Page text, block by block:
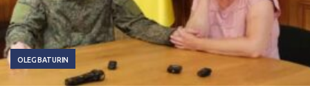
OLEG BATURIN